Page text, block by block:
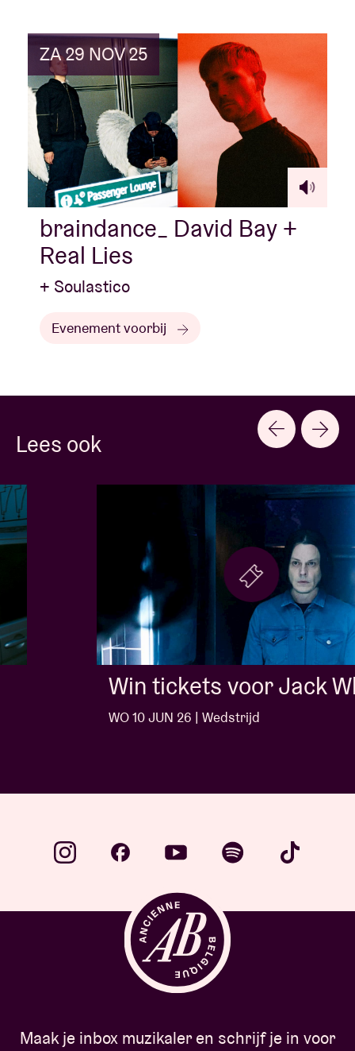
ZA 29 NOV 25
braindance_ David Bay +
Real Lies
+ Soulastico
Evenement voorbij
Lees ook
Win tickets voor Jack White
WO 10 JUN 26 | Wedstrijd
Maak je inbox muzikaler en schrijf je in voor